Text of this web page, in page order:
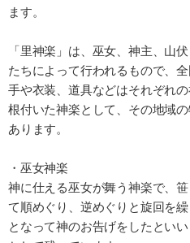
ます。
「里神楽」は、巫女、神主、山
たちによって行われるもので、
手や衣装、道具などはそれぞれ
根付いた神楽として、その地域
あります。
・巫女神楽
神に仕える巫女が舞う神楽で、
て順めぐり、逆めぐりと旋回を
となって神のお告げをしたとい